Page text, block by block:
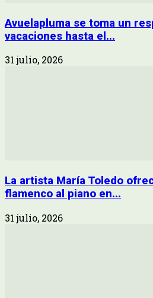
Avuelapluma se toma un
vacaciones hasta el...
31 julio, 2026
La artista María Toledo
flamenco al piano en...
31 julio, 2026